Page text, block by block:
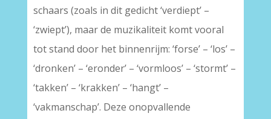
schaars (zoals in dit gedicht ‘verdiept’ –
‘zwiept’), maar de muzikaliteit komt vooral
tot stand door het binnenrijm: ‘forse’ – ‘los’ –
‘dronken’ – ‘eronder’ – ‘vormloos’ – ‘stormt’ –
‘takken’ – ‘krakken’ – ‘hangt’ –
‘vakmanschap’. Deze onopvallende